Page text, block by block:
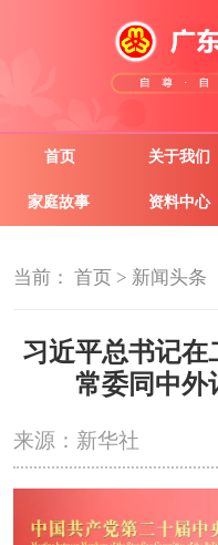
首页 关于我们
家庭故事 资料中心
当前： 首页> 新闻头条
习近平总书记在
常委同中外
来源：新华社